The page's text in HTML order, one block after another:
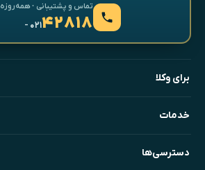
تماس و پشتیبانی · همه‌روزه ۸ تا ۲۴
۴۲۸۱۸- ۰۲۱
برای وکلا
خدمات
دسترسی‌ها